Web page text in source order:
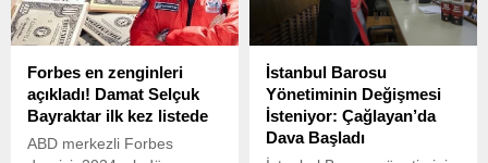
önemine vurgu yaptı.
Forbes en zenginleri
açıkladı! Damat Selçuk
Bayraktar ilk kez listede
ABD merkezli Forbes
İstanbul Barosu
Yönetiminin Değişmesi
İsteniyor: Çağlayan’da
Dava Başladı